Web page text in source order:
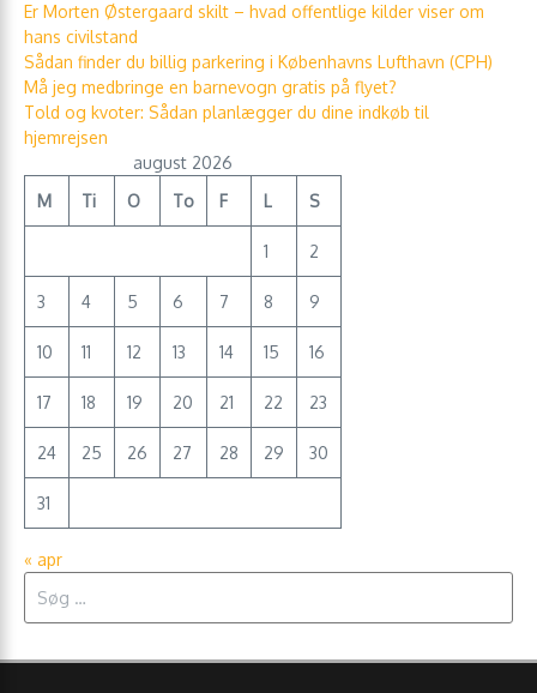
Er Morten Østergaard skilt – hvad offentlige kilder viser om
hans civilstand
Sådan finder du billig parkering i Københavns Lufthavn (CPH)
Må jeg medbringe en barnevogn gratis på flyet?
Told og kvoter: Sådan planlægger du dine indkøb til
hjemrejsen
august 2026
M
Ti O To F L S
1 2
3 4 5 6 7 8 9
10 11 12 13 14 15 16
17 18 19 20 21 22 23
24 25 26 27 28 29 30
31
« apr